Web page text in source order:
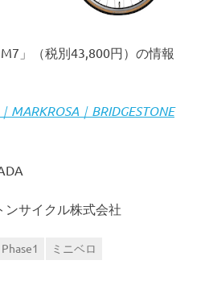
」（税別43,800円）の情報
MARKROSA｜BRIDGESTONE
サイクル株式会社
Phase1 ミニベロ